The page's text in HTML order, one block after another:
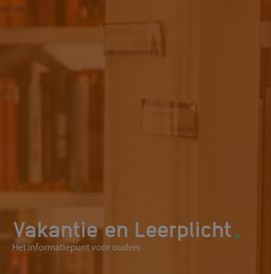
Vakantie en Leerplicht.
Het informatiepunt voor ouders